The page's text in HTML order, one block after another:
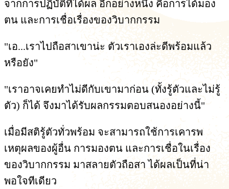
จากการปฏิบัติที่ได้ผล อีกอย่างหนึ่ง คือการได้มอง
ตน และการเชื่อเรื่องของวิบากกรรม
"เอ...เราไปถือสาเขาน่ะ ตัวเราเองล่ะดีพร้อมแล้ว
หรือยัง"
"เราอาจเคยทำไม่ดีกับเขามาก่อน (ทั้งรู้ตัวและไม่รู้
ตัว) ก็ได้ จึงมาได้รับผลกรรมตอบสนองอย่างนี้"
เมื่อมีสติรู้ตัวทั่วพร้อม จะสามารถใช้การเคารพ
เหตุผลของผู้อื่น การมองตน และการเชื่อในเรื่อง
ของวิบากกรรม มาสลายตัวถือสา ได้ผลเป็นที่น่า
พอใจทีเดียว